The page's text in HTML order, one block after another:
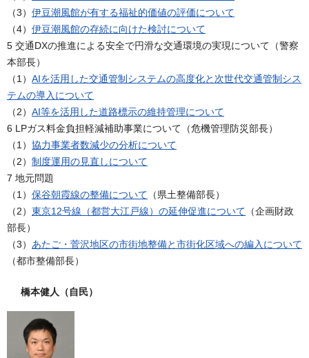
（3） 伊豆潮風館が有する福祉的価値の評価について
（4） 伊豆潮風館の存続に向けた検討について
5 交通DXの推進による安全で円滑な交通環境の実現について（警察
本部長）
（1） AIを活用した交通管制システムの高度化と次世代交通管制シス
テムの導入について
（2） AI等を活用した道路標示の維持管理について
6 LPガス料金負担軽減補助事業について（危機管理防災部長）
（1） 協力事業者数減少の分析について
（2） 制度運用の見直しについて
7 地元問題
（1） 保谷朝霞線の整備について （県土整備部長）
（2） 東京12号線（都営大江戸線）の延伸促進について （企画財政
部長）
（3） あたご・菅沢地区の市街地整備と市街化区域への編入について
（都市整備部長）
橋本健人（自民）